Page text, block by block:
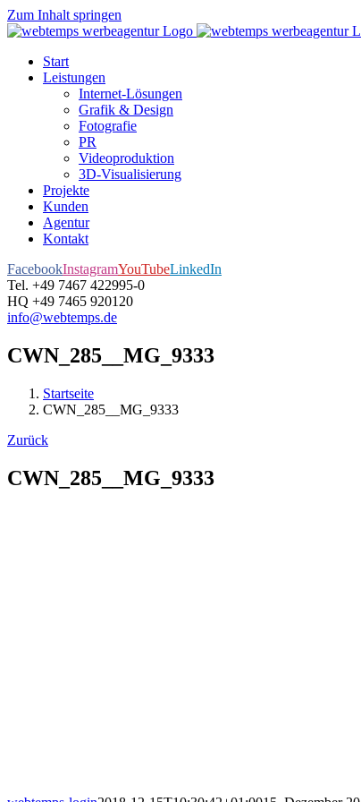
Zum Inhalt springen
Start
Leistungen
Internet-Lösungen
Grafik & Design
Fotografie
PR
Videoproduktion
3D-Visualisierung
Projekte
Kunden
Agentur
Kontakt
FacebookInstagramYouTubeLinkedIn
Tel. +49 7467 422995-0
HQ +49 7465 920120
info@webtemps.de
CWN_285__MG_9333
Startseite
CWN_285__MG_9333
Zurück
CWN_285__MG_9333